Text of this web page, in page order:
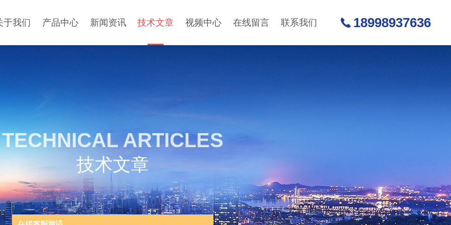
于我们 产品中心 新闻资讯 技术文章 视频中心 在线留言 联系我们 18998937636
TECHNICAL ARTICLES
技术文章